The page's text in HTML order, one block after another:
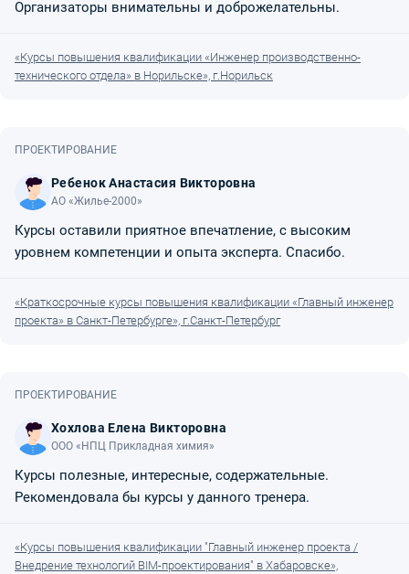
Организаторы внимательны и доброжелательны.
«Курсы повышения квалификации «Инженер производственно-
технического отдела» в Норильске», г.Норильск
ПРОЕКТИРОВАНИЕ
Ребенок Анастасия Викторовна
АО «Жилье-2000»
Курсы оставили приятное впечатление, с высоким
уровнем компетенции и опыта эксперта. Спасибо.
«Краткосрочные курсы повышения квалификации «Главный инженер
проекта» в Санкт-Петербурге», г.Санкт-Петербург
ПРОЕКТИРОВАНИЕ
Хохлова Елена Викторовна
ООО «НПЦ Прикладная химия»
Курсы полезные, интересные, содержательные.
Рекомендовала бы курсы у данного тренера.
«Курсы повышения квалификации "Главный инженер проекта /
Внедрение технологий BIM-проектирования" в Хабаровске»,